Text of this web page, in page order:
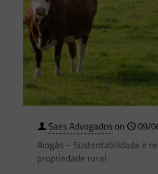
Saes Advogadoson
09/
Biogás – Sustentabilidade e
propriedade rural